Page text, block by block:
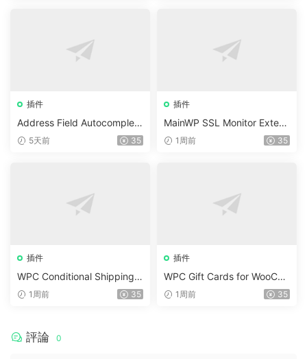
插件
Address Field Autocomplete
For WooCommerce v1.3.2
5天前 35
插件
MainWP SSL Monitor Extens
ion v5.2
1周前 35
插件
WPC Conditional Shipping &
Payments (Premium) v1.0.2
1周前 35
插件
WPC Gift Cards for WooCo
mmerce (Premium) v1.0.2
1周前 35
評論 0